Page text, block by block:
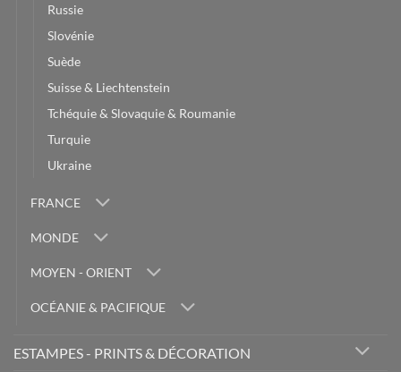
Russie
Slovénie
Suède
Suisse & Liechtenstein
Tchéquie & Slovaquie & Roumanie
Turquie
Ukraine
FRANCE
MONDE
MOYEN - ORIENT
OCÉANIE & PACIFIQUE
ESTAMPES - PRINTS & DÉCORATION